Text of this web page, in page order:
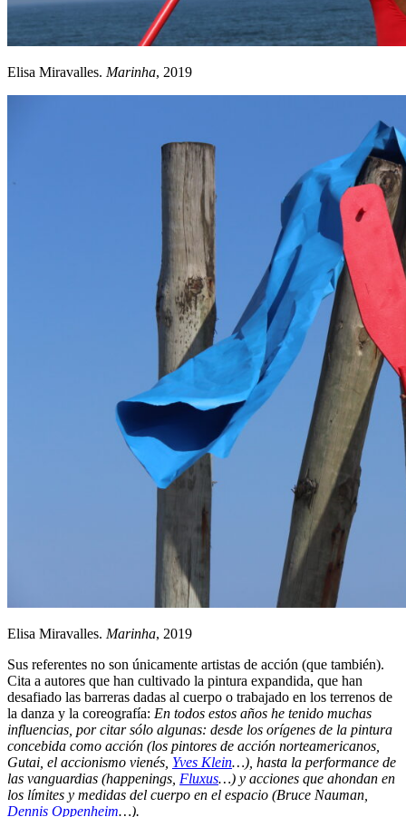
Elisa Miravalles. Marinha, 2019
Elisa Miravalles. Marinha, 2019
Sus referentes no son únicamente artistas de acción (que también).
Cita a autores que han cultivado la pintura expandida, que han
desafiado las barreras dadas al cuerpo o trabajado en los terrenos de
la danza y la coreografía: En todos estos años he tenido muchas
influencias, por citar sólo algunas: desde los orígenes de la pintura
concebida como acción (los pintores de acción norteamericanos,
Gutai, el accionismo vienés, Yves Klein…), hasta la performance de
las vanguardias (happenings, Fluxus…) y acciones que ahondan en
los límites y medidas del cuerpo en el espacio (Bruce Nauman,
Dennis Oppenheim…).